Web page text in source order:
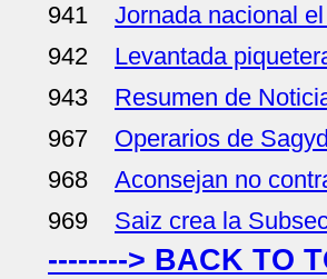
941
Jornada nacional
942
Levantada
943
Resumen de
967
Operarios de
968
Aconsejan no
969
Saiz crea la
--------> BACK TO